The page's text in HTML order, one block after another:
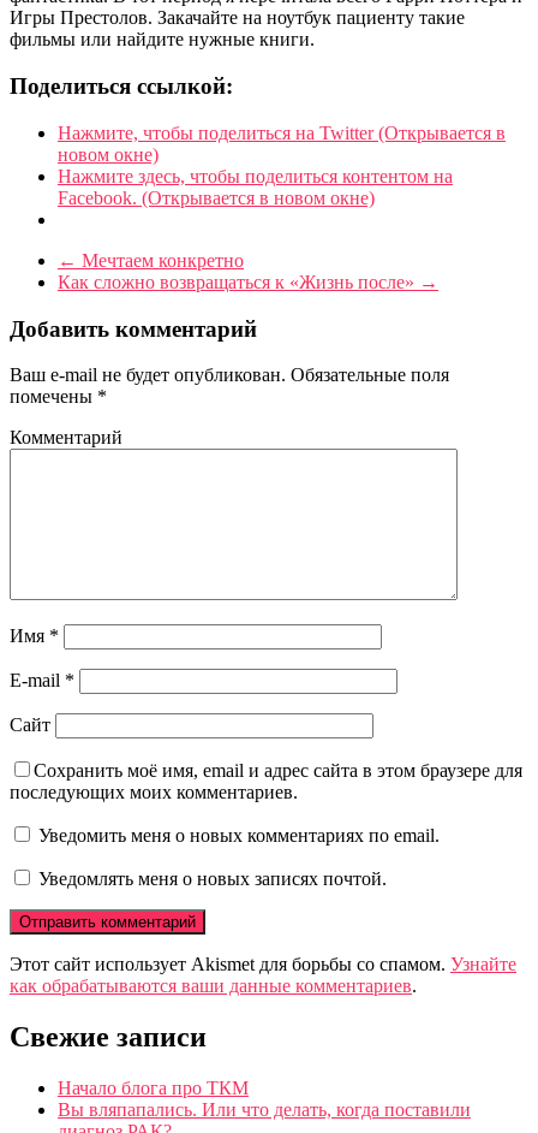
Игры Престолов. Закачайте на ноутбук пациенту такие
фильмы или найдите нужные книги.
Поделиться ссылкой:
Нажмите, чтобы поделиться на Twitter (Открывается в
новом окне)
Нажмите здесь, чтобы поделиться контентом на
Facebook. (Открывается в новом окне)
← Мечтаем конкретно
Как сложно возвращаться к «Жизнь после» →
Добавить комментарий
Ваш e-mail не будет опубликован. Обязательные поля
помечены *
Комментарий
Имя *
E-mail *
Сайт
Сохранить моё имя, email и адрес сайта в этом браузере для
последующих моих комментариев.
Уведомить меня о новых комментариях по email.
Уведомлять меня о новых записях почтой.
Этот сайт использует Akismet для борьбы со спамом. Узнайте
как обрабатываются ваши данные комментариев.
Свежие записи
Начало блога про ТКМ
Вы вляпапались. Или что делать, когда поставили